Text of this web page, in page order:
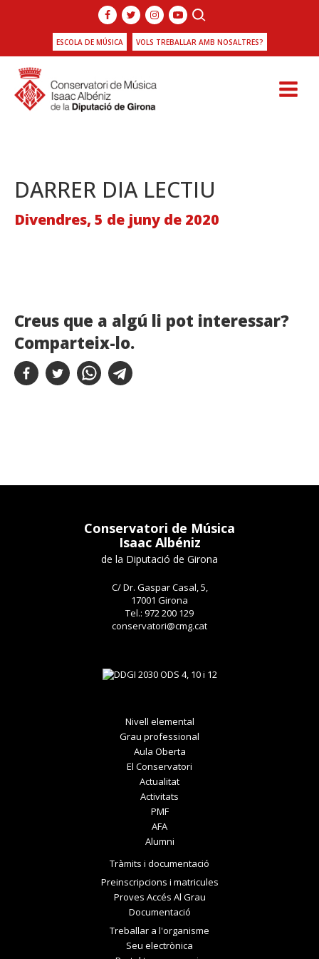
ESCOLA DE MÚSICA VOLS TREBALLAR AMB NOSALTRES?
DARRER DIA LECTIU
Divendres, 5 de juny de 2020
Creus que a algú li pot interessar?
Comparteix-lo.
Conservatori de Música
Isaac Albéniz
de la Diputació de Girona
C/ Dr. Gaspar Casal, 5,
17001 Girona
Tel.: 972 200 129
conservatori@cmg.cat
Nivell elemental
Grau professional
Aula Oberta
El Conservatori
Actualitat
Activitats
PMF
AFA
Alumni
Tràmits i documentació
Preinscripcions i matricules
Proves Accés Al Grau
Documentació
Treballar a l'organisme
Seu electrònica